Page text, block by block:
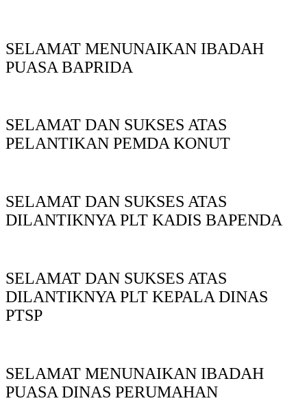
SELAMAT MENUNAIKAN IBADAH
PUASA BAPRIDA
SELAMAT DAN SUKSES ATAS
PELANTIKAN PEMDA KONUT
SELAMAT DAN SUKSES ATAS
DILANTIKNYA PLT KADIS BAPENDA
SELAMAT DAN SUKSES ATAS
DILANTIKNYA PLT KEPALA DINAS
PTSP
SELAMAT MENUNAIKAN IBADAH
PUASA DINAS PERUMAHAN